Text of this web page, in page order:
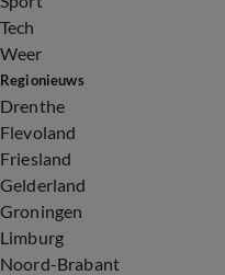
Tech
Weer
Regionieuws
Drenthe
Flevoland
Friesland
Gelderland
Groningen
Limburg
Noord-Brabant